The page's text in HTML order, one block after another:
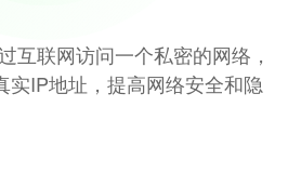
互联网访问一个私密的网络，
实IP地址，提高网络安全和隐